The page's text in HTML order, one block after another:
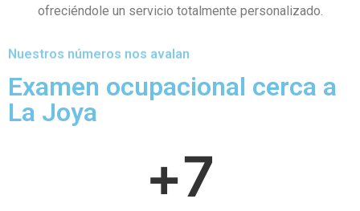
ofreciéndole un servicio totalmente personalizado.
Nuestros números nos avalan
Examen ocupacional cerca a
La Joya
+7